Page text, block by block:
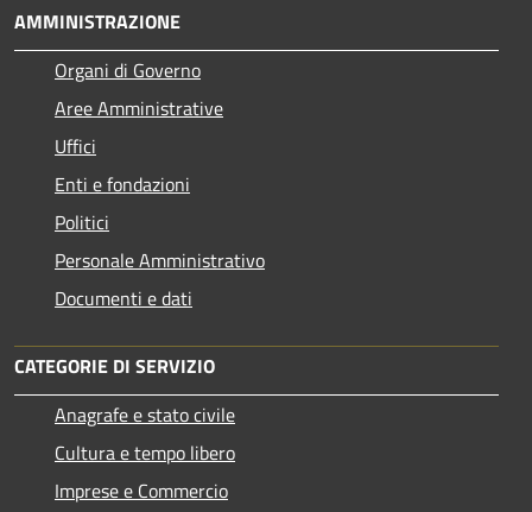
AMMINISTRAZIONE
Organi di Governo
Aree Amministrative
Uffici
Enti e fondazioni
Politici
Personale Amministrativo
Documenti e dati
CATEGORIE DI SERVIZIO
Anagrafe e stato civile
Cultura e tempo libero
Imprese e Commercio